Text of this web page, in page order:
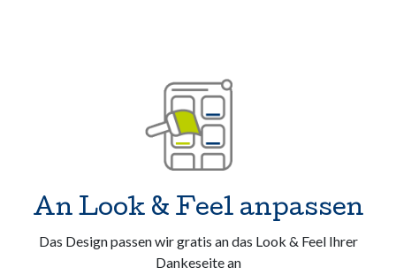
An Look & Feel anpassen
Das Design passen wir gratis an das Look & Feel Ihrer
Dankeseite an